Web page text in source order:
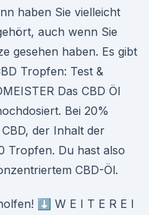
haben Sie vielleicht
auch wenn Sie
gesehen haben. Es gibt
Tropfen: Test &
Das CBD Öl
Bei 20%
der Inhalt der
Tropfen. Du hast also
CBD-Öl.
⬇️ W E I T E R E I